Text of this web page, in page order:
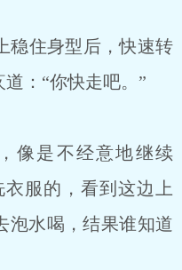
住身型后，快速转
：“你快走吧。”
像是不经意地继续
服的，看到这边上
泡水喝，结果谁知道